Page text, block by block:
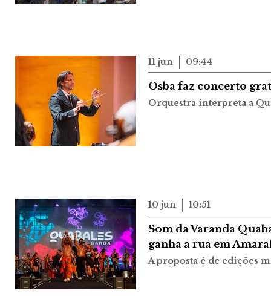
11 jun 09:44
Osba faz concerto
Orquestra interpreta a
10 jun 10:51
Som da Varanda
ganha a rua em
A proposta é de edições